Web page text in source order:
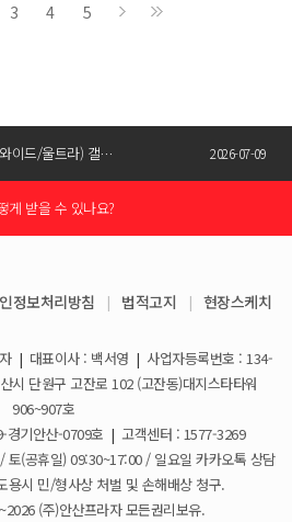
3 4 5
갤럭시Z폴드8(와이드/울트라) 갤럭시Z플립8 사전예약 공지사항 2026-07-09
KT스토어 공식 신청서 작성 관련 자주 묻는 질문
약 공지사항
약 공지사항
떻게 하나요?
게 받을 수 있나요?
구매도 가능한가요?
제할 수 있나요?
떻게 등록 하나요?
량이면 어떻게 하나요?
정보처리방침 | 법적고지 | 현장스케치
| 대표이사 : 백서영 | 사업자등록번호 : 134-
시 단원구 고잔로 102 (고잔동)대지스타타워
906~907호
경기안산-0709호 | 고객센터 : 1577-3269
(공휴일) 09:30~17:00 / 일요일 카카오톡 상담
용시 민/형사상 처벌 및 손해배상 청구.
(주)안산프라자 모든권리보유.